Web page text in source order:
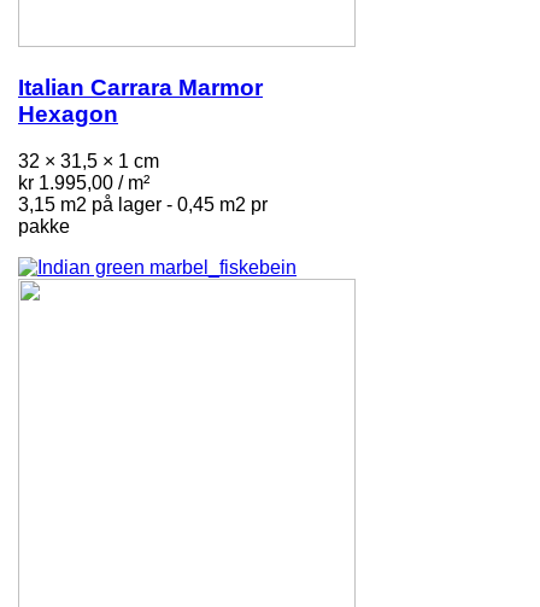
Italian Carrara Marmor
Hexagon
32 × 31,5 × 1 cm
kr 1.995,00 / m²
3,15 m2 på lager - 0,45 m2 pr
pakke